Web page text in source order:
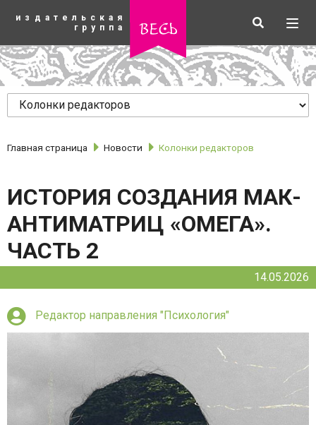
основному
издательская
группа
весь Искать
рубрики
Главная страница Новости Колонки редакторов
ИСТОРИЯ СОЗДАНИЯ МАК-
АНТИМАТРИЦ «ОМЕГА».
ЧАСТЬ 2
14.05.2026
Редактор направления "Психология"